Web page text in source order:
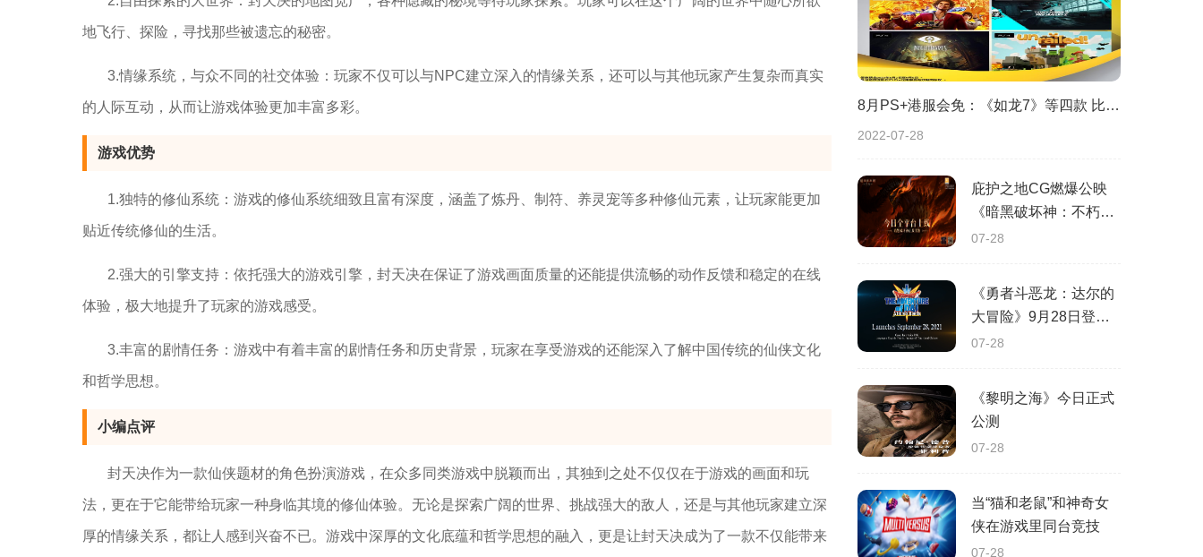
地飞行、探险，寻找那些被遗忘的秘密。
3.情缘系统，与众不同的社交体验：玩家不仅可以与NPC建立深入的情缘关系，还可以与其他玩家产生复杂而真实
的人际互动，从而让游戏体验更加丰富多彩。
游戏优势
1.独特的修仙系统：游戏的修仙系统细致且富有深度，涵盖了炼丹、制符、养灵宠等多种修仙元素，让玩家能更加
贴近传统修仙的生活。
2.强大的引擎支持：依托强大的游戏引擎，封天决在保证了游戏画面质量的还能提供流畅的动作反馈和稳定的在线
体验，极大地提升了玩家的游戏感受。
3.丰富的剧情任务：游戏中有着丰富的剧情任务和历史背景，玩家在享受游戏的还能深入了解中国传统的仙侠文化
和哲学思想。
小编点评
封天决作为一款仙侠题材的角色扮演游戏，在众多同类游戏中脱颖而出，其独到之处不仅仅在于游戏的画面和玩
法，更在于它能带给玩家一种身临其境的修仙体验。无论是探索广阔的世界、挑战强大的敌人，还是与其他玩家建立深
厚的情缘关系，都让人感到兴奋不已。游戏中深厚的文化底蕴和哲学思想的融入，更是让封天决成为了一款不仅能带来
8月PS+港服会免：《如龙7》等四款 比欧美服多一款
2022-07-28
庇护之地CG燃爆公映
《暗黑破坏神：不朽》
今日全平台上线
07-28
《勇者斗恶龙：达尔的
大冒险》9月28日登陆
苹果谷歌应用商店
07-28
《黎明之海》今日正式
公测
07-28
当“猫和老鼠”和神奇女
侠在游戏里同台竞技
07-28